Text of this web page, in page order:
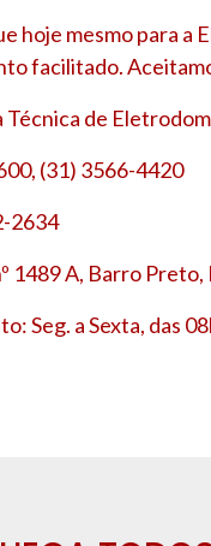
hoje mesmo para a
facilitado.
Técnica de
(31) 3566-4420
2634
1489 A, Barro
Seg. a Sexta, das